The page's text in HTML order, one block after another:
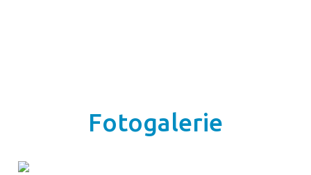
Fotogalerie